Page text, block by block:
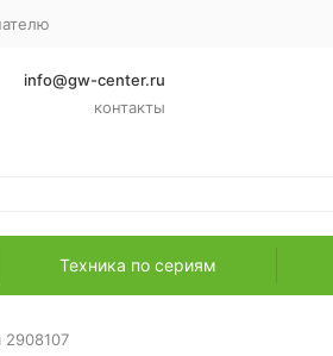
info@gw-center.ru
контакты
Техника по сериям